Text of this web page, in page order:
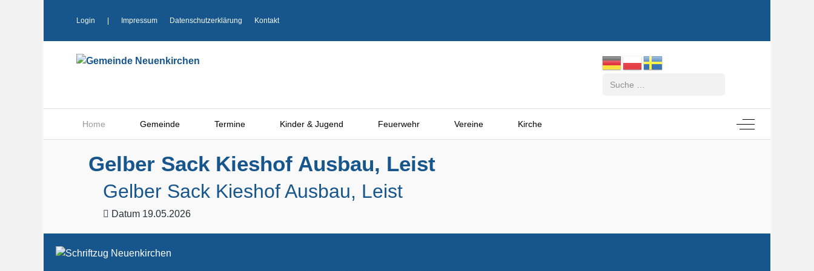
Login Impressum Datenschutzerklärung Kontakt
Home Gemeinde Termine Kinder & Jugend Feuerwehr Vereine Kirche Off-Canvas
Gelber Sack Kieshof Ausbau, Leist
Gelber Sack Kieshof Ausbau, Leist
Datum 19.05.2026